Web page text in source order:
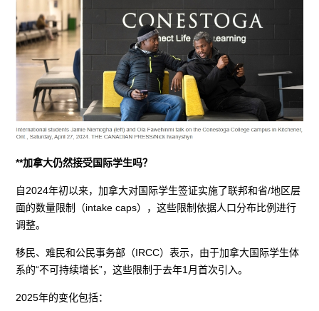
**加拿大仍然接受国际学生吗？
自2024年初以来，加拿大对国际学生签证实施了联邦和省/地区层
面的数量限制（intake caps），这些限制依据人口分布比例进行
调整。
移民、难民和公民事务部（IRCC）表示，由于加拿大国际学生体
系的“不可持续增长”，这些限制于去年1月首次引入。
2025年的变化包括：